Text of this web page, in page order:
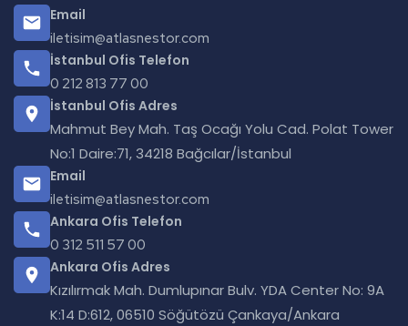
Email
iletisim@atlasnestor.com
İstanbul Ofis Telefon
0 212 813 77 00
İstanbul Ofis Adres
Mahmut Bey Mah. Taş Ocağı Yolu Cad. Polat Tower
No:1 Daire:71, 34218 Bağcılar/İstanbul
Email
iletisim@atlasnestor.com
Ankara Ofis Telefon
0 312 511 57 00
Ankara Ofis Adres
Kızılırmak Mah. Dumlupınar Bulv. YDA Center No: 9A
K:14 D:612, 06510 Söğütözü Çankaya/Ankara